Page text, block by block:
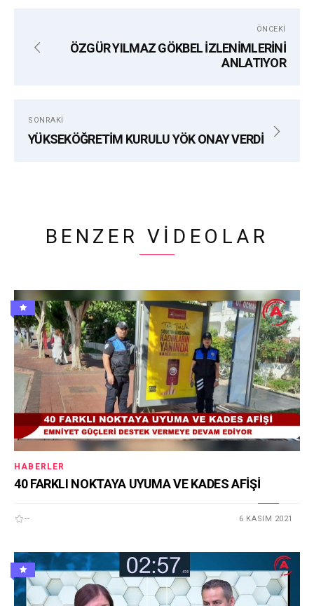
KIBRIS BARIŞ HAREKÂTI ÖZGÜRLÜK
ÖNCEKI
ÖZGÜR YILMAZ GÖKBEL İZLENİMLERİNİ
ANLATIYOR
SONRAKI
YÜKSEKÖĞRETİM KURULU YÖK ONAY VERDİ
BENZER VIDEOLAR
HABERLER
40 FARKLI NOKTAYA UYUMA VE KADES AFİŞİ
-- 6 KASIM 2021